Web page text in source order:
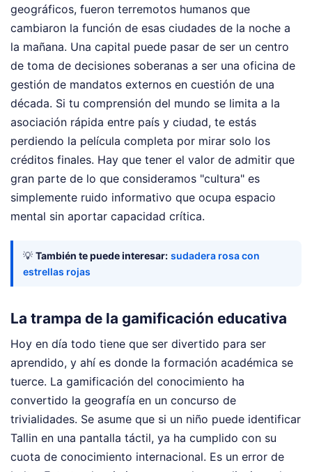
geográficos, fueron terremotos humanos que
cambiaron la función de esas ciudades de la noche a
la mañana. Una capital puede pasar de ser un centro
de toma de decisiones soberanas a ser una oficina de
gestión de mandatos externos en cuestión de una
década. Si tu comprensión del mundo se limita a la
asociación rápida entre país y ciudad, te estás
perdiendo la película completa por mirar solo los
créditos finales. Hay que tener el valor de admitir que
gran parte de lo que consideramos "cultura" es
simplemente ruido informativo que ocupa espacio
mental sin aportar capacidad crítica.
💡 También te puede interesar: sudadera rosa con
estrellas rojas
La trampa de la gamificación educativa
Hoy en día todo tiene que ser divertido para ser
aprendido, y ahí es donde la formación académica se
tuerce. La gamificación del conocimiento ha
convertido la geografía en un concurso de
trivialidades. Se asume que si un niño puede identificar
Tallin en una pantalla táctil, ya ha cumplido con su
cuota de conocimiento internacional. Es un error de